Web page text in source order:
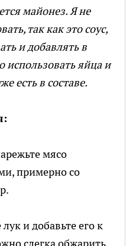
майонез. Я не
так как это соус,
и добавлять в
использовать яйца и
есть в составе.
мясо
примерно со
и добавьте его к
слегка обжарить